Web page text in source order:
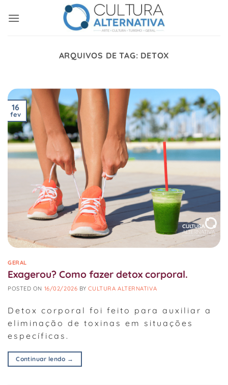
ARQUIVOS DE TAG: DETOX
16
fev
GERAL
Exagerou? Como fazer detox corporal.
POSTED ON 16/02/2026 BYCULTURA ALTERNATIVA
Detox corporal foi feito para auxiliar a
eliminação de toxinas em situações
específicas.
Continuar lendo →